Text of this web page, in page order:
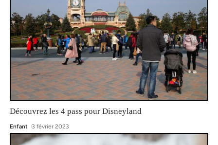
Découvrez les 4 pass pour Disneyland
Enfant 3 février 2023